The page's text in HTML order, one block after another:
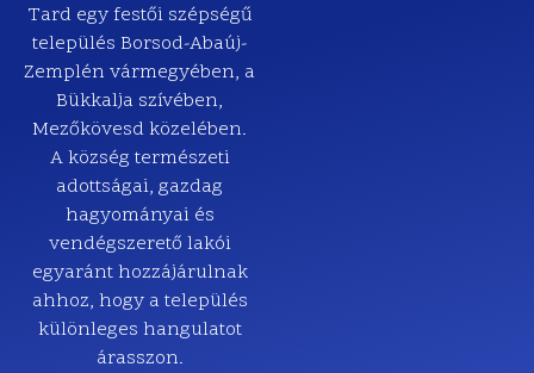
Tard egy festői szépségű
település Borsod-Abaúj-
Zemplén vármegyében, a
Bükkalja szívében,
Mezőkövesd közelében.
A község természeti
adottságai, gazdag
hagyományai és
vendégszerető lakói
egyaránt hozzájárulnak
ahhoz, hogy a település
különleges hangulatot
árasszon.